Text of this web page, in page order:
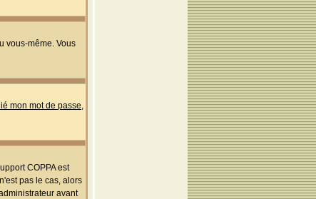
vous-même. Vous
mon mot de passe,
COPPA est
pas le cas, alors
avant